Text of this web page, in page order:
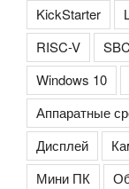
KickStarter
RISC-V
SBC
Windows 10
Аппаратные
Дисплей
Мини ПК